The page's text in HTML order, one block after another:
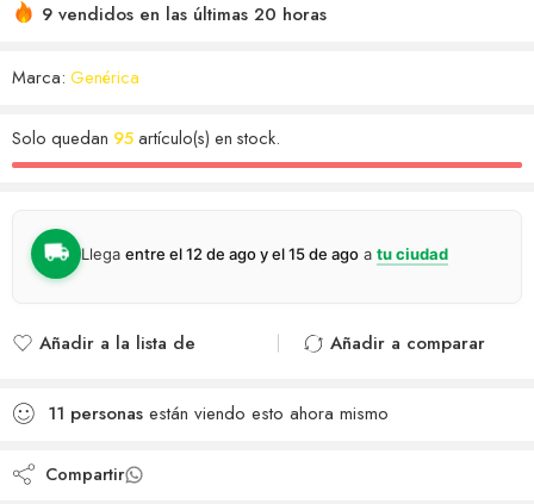
9 vendidos en las últimas 20 horas
Marca: Genérica
Solo quedan 95artículo(s) en stock.
Llega entre el 12 de ago y el 15 de ago a tu ciudad
Añadir a la lista de
Añadido a la lista de
deseos
Añadir a comparar
11 personas están viendo esto ahora mismo
Compartir